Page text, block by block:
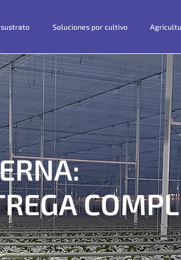
sustrato Soluciones por cultivo